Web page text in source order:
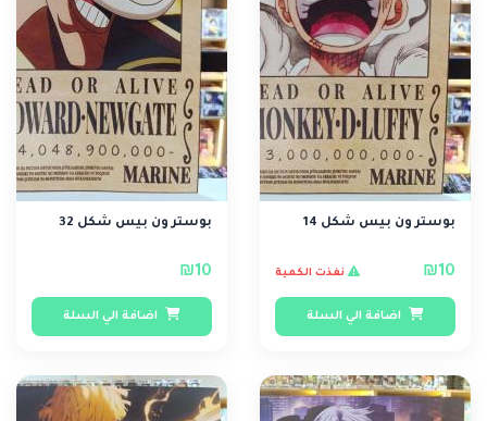
بوستر ون بيس شكل 14
₪10 نفذت الكمية
اضافة الي السلة
بوستر ون بيس شكل 32
₪10
اضافة الي السلة